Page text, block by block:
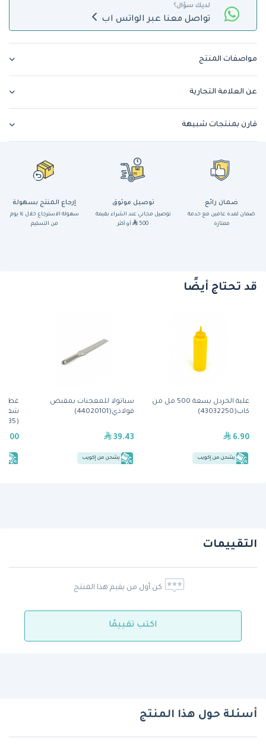
لديك سؤال؟
تواصل معنا عبر الواتس اب
مواصفات المنتج
عن العلامة التجارية
قارن بمنتجات شبيهة
ضمان رائع
ضمان لمدة عامين مع خدمة
ممتازة
توصيل موثوق
توصيل مجاني عند الشراء بقيمة
500
أو أكثر
إرجاع المنتج بسهولة
سهولة الاسترجاع خلال ١٤ يوم
من التسليم
قد تحتاج أيضًا
علبة الخردل بسعة 500 مل من
كاب(43032250)
6.90
يشحن من إكويب
سباتولا للمعجنات بمقبض
فولاذي(44020101)
39.43
يشحن من إكويب
غطاء
(1826SCCW135) من كامبرو
التقييمات
كن أول من يقيم هذا المنتج
اكتب تقييمًا
أسئلة حول هذا المنتج